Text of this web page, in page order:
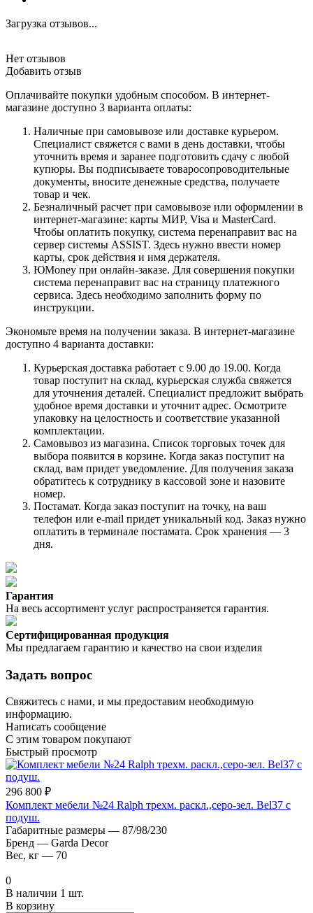
Загрузка отзывов...
Нет отзывов
Добавить отзыв
Оплачивайте покупки удобным способом. В интернет-
магазине доступно 3 варианта оплаты:
Наличные при самовывозе или доставке курьером.
Специалист свяжется с вами в день доставки, чтобы
уточнить время и заранее подготовить сдачу с любой
купюры. Вы подписываете товаросопроводительные
документы, вносите денежные средства, получаете
товар и чек.
Безналичный расчет при самовывозе или оформлении в
интернет-магазине: карты МИР, Visa и MasterCard.
Чтобы оплатить покупку, система перенаправит вас на
сервер системы ASSIST. Здесь нужно ввести номер
карты, срок действия и имя держателя.
ЮMoney при онлайн-заказе. Для совершения покупки
система перенаправит вас на страницу платежного
сервиса. Здесь необходимо заполнить форму по
инструкции.
Экономьте время на получении заказа. В интернет-магазине
доступно 4 варианта доставки:
Курьерская доставка работает с 9.00 до 19.00. Когда
товар поступит на склад, курьерская служба свяжется
для уточнения деталей. Специалист предложит выбрать
удобное время доставки и уточнит адрес. Осмотрите
упаковку на целостность и соответствие указанной
комплектации.
Самовывоз из магазина. Список торговых точек для
выбора появится в корзине. Когда заказ поступит на
склад, вам придет уведомление. Для получения заказа
обратитесь к сотруднику в кассовой зоне и назовите
номер.
Постамат. Когда заказ поступит на точку, на ваш
телефон или e-mail придет уникальный код. Заказ нужно
оплатить в терминале постамата. Срок хранения — 3
дня.
Гарантия
На весь ассортимент услуг распространяется гарантия.
Сертифицированная продукция
Мы предлагаем гарантию и качество на свои изделия
Задать вопрос
Свяжитесь с нами, и мы предоставим необходимую
информацию.
Написать сообщение
С этим товаром покупают
Быстрый просмотр
296 800 ₽
Комплект мебели №24 Ralph трехм. раскл.,серо-зел. Bel37 с
подуш.
Габаритные размеры — 87/98/230
Бренд — Garda Decor
Вес, кг — 70
0
В наличии 1 шт.
В корзину